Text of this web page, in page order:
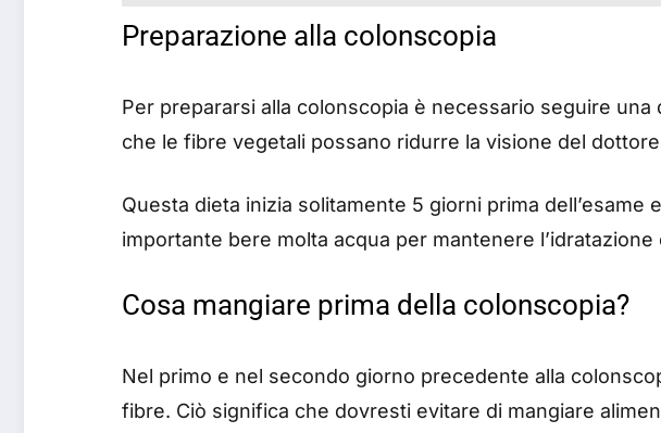
Preparazione alla colonscopia
Per prepararsi alla colonscopia è necessario seguire
che le fibre vegetali possano ridurre la visione del
Questa dieta inizia solitamente 5 giorni prima
importante bere molta acqua per mantenere
Cosa mangiare prima della colonscopia?
Nel primo e nel secondo giorno precedente alla
fibre. Ciò significa che dovresti evitare di mangiare